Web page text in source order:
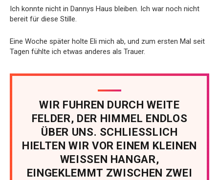
Ich konnte nicht in Dannys Haus bleiben. Ich war noch nicht
bereit für diese Stille.
Eine Woche später holte Eli mich ab, und zum ersten Mal seit
Tagen fühlte ich etwas anderes als Trauer.
WIR FUHREN DURCH WEITE
FELDER, DER HIMMEL ENDLOS
ÜBER UNS. SCHLIESSLICH
HIELTEN WIR VOR EINEM KLEINEN
WEISSEN HANGAR,
EINGEKLEMMT ZWISCHEN ZWEI